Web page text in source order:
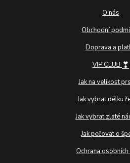
O nás
Obchodní
Doprava a
VIP CLUB ❣
Jak na velikost
Jak vybrat délku
Jak vybrat zlaté
Jak pečovat o
Ochrana osobních